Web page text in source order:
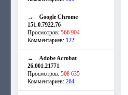
→ Google Chrome
151.0.7922.76
Просмотров: 566 904
Комментариев: 122
→ Adobe Acrobat
26.001.21771
Просмотров: 508 635
Комментариев: 264